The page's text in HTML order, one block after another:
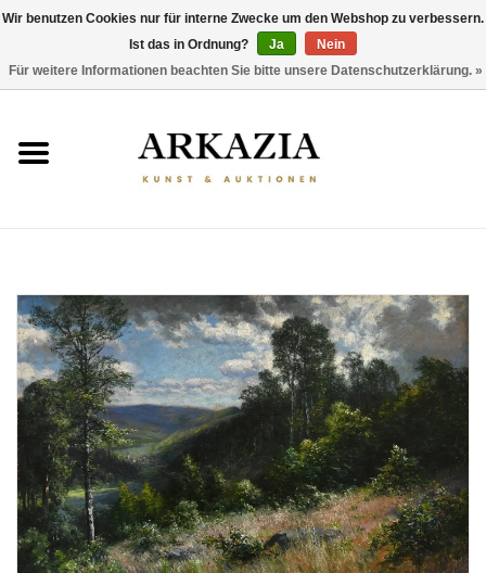
AKTUELLER KATALOG
THEMEN
ENTDECKEN
Wir benutzen Cookies nur für interne Zwecke um den Webshop zu verbessern.
Ist das in Ordnung?
Ja
Nein
Für weitere Informationen beachten Sie bitte unsere Datenschutzerklärung. »